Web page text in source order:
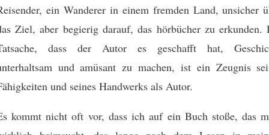
ein Wanderer in einem fremden Land, unsicher
Ziel, aber begierig darauf, das hörbücher zu erkunden.
dass der Autor es geschafft hat,
und amüsant zu machen, ist ein Zeugnis
und seines Handwerks als Autor.
kommt nicht oft vor, dass ich auf ein Buch stoße, das